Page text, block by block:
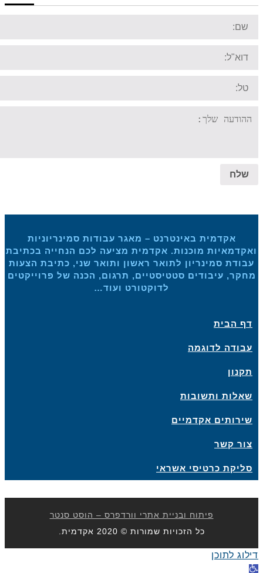
אקדמית באינטרנט – מאגר עבודות סמינריוניות
מוכנות. אקדמית מציעה לכם הנחייה בכתיבת
סמינריון לתואר ראשון ותואר שני, כתיבת הצעות
עיבודים סטטיסטיים, תרגום, הכנה של פרוייקטים
לדוקטורט ועוד…
הבית
לדוגמה
ותשובות
אקדמיים
קשר
כרטיסי אשראי
פיתוח ובניית אתרי וורדפרס – הוסט סנטר
כל הזכויות שמורות © 2020 אקדמית.
לתוכן